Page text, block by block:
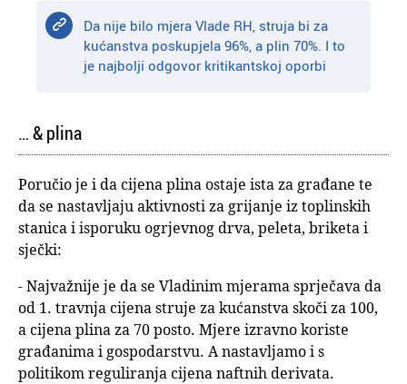
Da nije bilo mjera Vlade RH, struja bi za
kućanstva poskupjela 96%, a plin 70%. I to
je najbolji odgovor kritikantskoj oporbi
… & plina
Poručio je i da cijena plina ostaje ista za građane te
da se nastavljaju aktivnosti za grijanje iz toplinskih
stanica i isporuku ogrjevnog drva, peleta, briketa i
sječki:
- Najvažnije je da se Vladinim mjerama sprječava da
od 1. travnja cijena struje za kućanstva skoči za 100,
a cijena plina za 70 posto. Mjere izravno koriste
građanima i gospodarstvu. A nastavljamo i s
politikom reguliranja cijena naftnih derivata.